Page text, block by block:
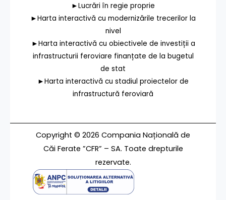
►Lucrări în regie proprie
►Harta interactivă cu modernizările trecerilor la
nivel
►Harta interactivă cu obiectivele de investiții a
infrastructurii feroviare finanțate de la bugetul
de stat
►Harta interactivă cu stadiul proiectelor de
infrastructură feroviară
Copyright © 2026 Compania Națională de
Căi Ferate ”CFR” – SA. Toate drepturile
rezervate.